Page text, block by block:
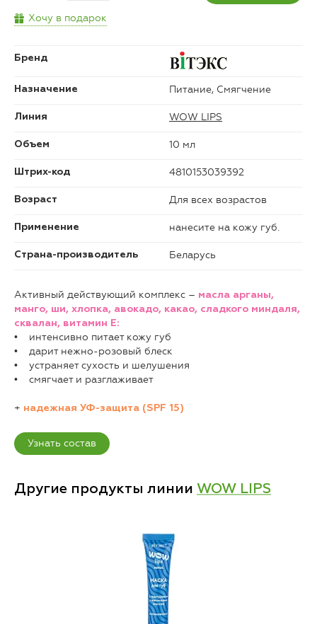
Хочу в подарок
Бренд
Назначение Питание, Смягчение
Линия WOW LIPS
Объем 10 мл
Штрих-код 4810153039392
Возраст Для всех возрастов
Применение нанесите на кожу губ.
Страна-производитель Беларусь
Активный действующий комплекс – масла арганы,
манго, ши, хлопка, авокадо, какао, сладкого миндаля,
сквалан, витамин Е:
• интенсивно питает кожу губ
• дарит нежно-розовый блеск
• устраняет сухость и шелушения
• смягчает и разглаживает
+ надежная УФ-защита (SPF 15)
Узнать состав
Другие продукты линии WOW LIPS